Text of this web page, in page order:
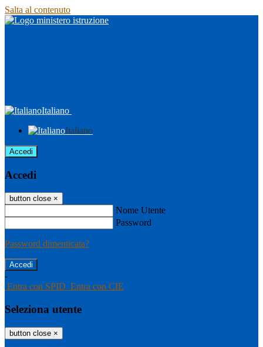
Salta al contenuto
Italiano
Italiano
Accedi
Accedi
button close ×
Nome Utente
Password
Password dimenticata?
-
Entra con SPID Entra con CIE
Seleziona utente
button close ×